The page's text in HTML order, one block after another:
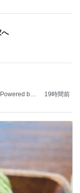
へ
by
19時間前